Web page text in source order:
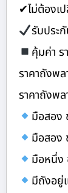
✔ไม่ต้องเ
รับประ
คุ้มค่า
ราคาถังพ
ราคาถังพ
มือสอง
มือสอง
มือหนึ่ง
มีถังอยู่